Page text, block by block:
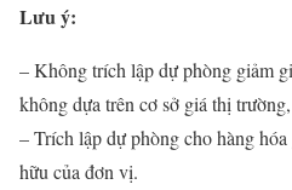
Lưu ý:
– Không trích lập dự phòng giảm
không dựa trên cơ sở giá thị trường,
– Trích lập dự phòng cho hàng
hữu của đơn vị.